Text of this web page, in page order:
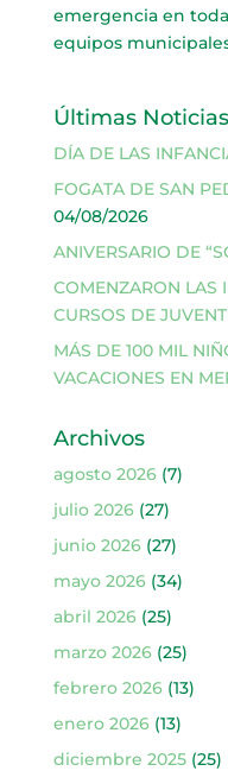
emergencia en
equipos
Últimas Noticias
DÍA DE LAS
FOGATA DE SAN
04/08/2026
ANIVERSARIO DE
COMENZARON LAS
CURSOS DE
MÁS DE 100 MIL
VACACIONES EN
Archivos
agosto 2026(7)
julio 2026(27)
junio 2026(27)
mayo 2026(34)
abril 2026(25)
marzo 2026(25)
febrero 2026(13)
enero 2026(13)
diciembre 2025(25)